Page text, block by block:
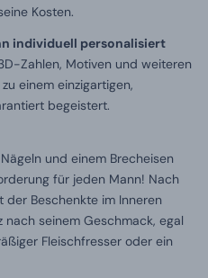
Kosten.
individuell personalisiert
Zahlen, Motiven und weiteren
einem einzigartigen,
begeistert.
und einem Brecheisen
für jeden Mann! Nach
Beschenkte im Inneren
seinem Geschmack, egal
Fleischfresser oder ein